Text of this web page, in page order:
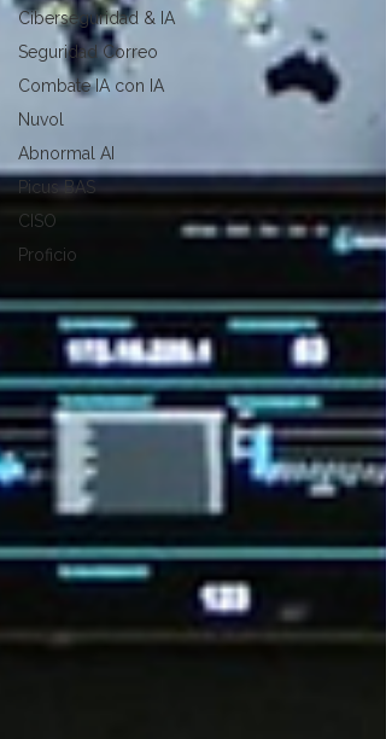
Ciberseguridad & IA
Seguridad Correo
Combate IA con IA
Nuvol
Abnormal AI
Picus BAS
CISO
Proficio